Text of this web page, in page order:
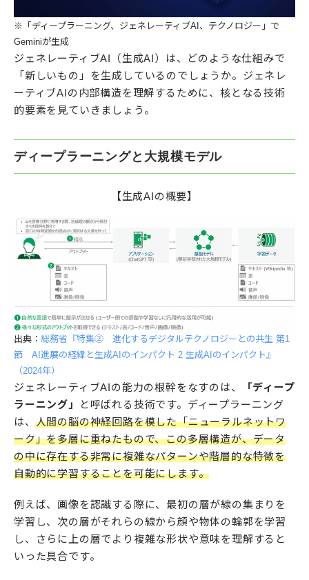
※「ディープラーニング、ジェネレーティブAI、テクノロジー」で
Geminiが生成
ジェネレーティブAI（生成AI）は、どのような仕組みで
「新しいもの」を生成しているのでしょうか。ジェネレ
ーティブAIの内部構造を理解するために、核となる技術
的要素を見ていきましょう。
ディープラーニングと大規模モデル
【生成AIの概要】
出典： 総務省『特集② 進化するデジタルテクノロジーとの共生 第1
節 AI進展の経緯と生成AIのインパクト 2 生成AIのインパクト』
（2024年）
ジェネレーティブAIの能力の根幹をなすのは、
「ディープ
ラーニング」
と呼ばれる技術です。ディープラーニング
は、 人間の脳の神経回路を模した「ニューラルネットワ
ーク」を多層に重ねたもので、この多層構造が、データ
の中に存在する非常に複雑なパターンや階層的な特徴を
自動的に学習することを可能にします。
例えば、画像を認識する際に、最初の層が線の集まりを
学習し、次の層がそれらの線から顔や物体の輪郭を学習
し、さらに上の層でより複雑な形状や意味を理解すると
いった具合です。